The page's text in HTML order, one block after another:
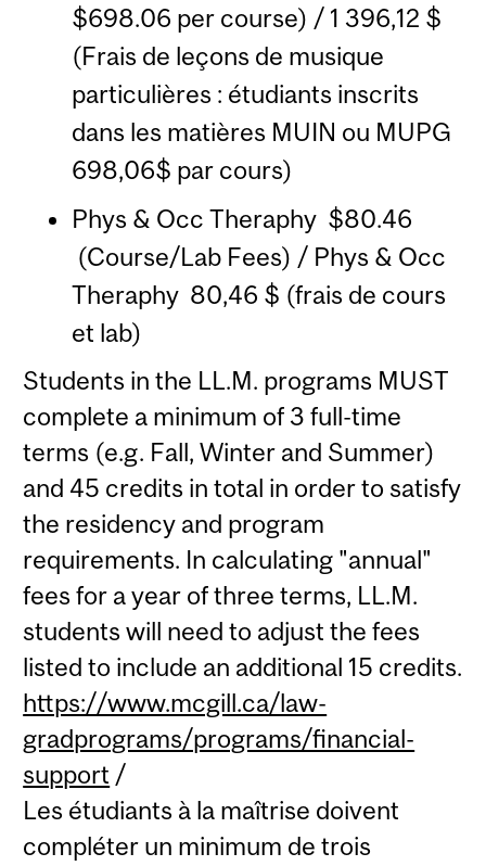
$698.06 per course) / 1 396,12 $
(Frais de leçons de musique
particulières : étudiants inscrits
dans les matières MUIN ou MUPG
698,06$ par cours)
Phys & Occ Theraphy $80.46
(Course/Lab Fees) / Phys & Occ
Theraphy 80,46 $ (frais de cours
et lab)
Students in the LL.M. programs MUST
complete a minimum of 3 full-time
terms (e.g. Fall, Winter and Summer)
and 45 credits in total in order to satisfy
the residency and program
requirements. In calculating "annual"
fees for a year of three terms, LL.M.
students will need to adjust the fees
listed to include an additional 15 credits.
https://www.mcgill.ca/law-
gradprograms/programs/financial-
support /
Les étudiants à la maîtrise doivent
compléter un minimum de trois